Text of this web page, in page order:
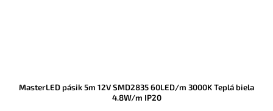
MasterLED pásik 5m 12V SMD2835 60LED/m 3000K Teplá biela
4.8W/m IP20